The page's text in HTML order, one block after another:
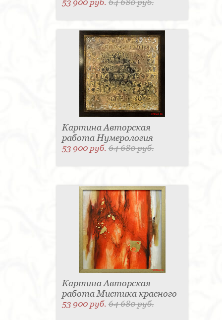
53 900 руб.64 680 руб.
Картина Авторская
работа Нумерология
53 900 руб.64 680 руб.
Картина Авторская
работа Мистика красного
53 900 руб.64 680 руб.